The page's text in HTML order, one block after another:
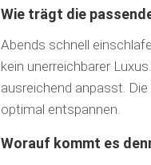
Wie trägt die
Abends schnell
kein unerreichbarer
ausreichend anpasst.
optimal entspannen.
Worauf kommt es